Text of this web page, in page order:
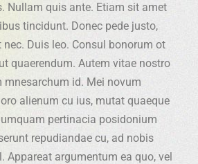
Nullam quis ante. Etiam sit amet
tincidunt. Donec pede justo,
Duis leo. Consul bonorum ot
quaerendum. Autem vitae nostro
mnesarchum id. Mei novum
alienum cu ius, mutat quaeque
pertinacia posidonium
repudiandae cu, ad nobis
Appareat argumentum ea quo, vel